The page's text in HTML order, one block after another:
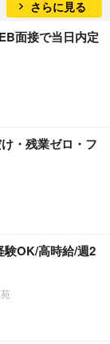
さらに見る
面接で当日内定
・残業ゼロ・フ
OK/高時給/週2